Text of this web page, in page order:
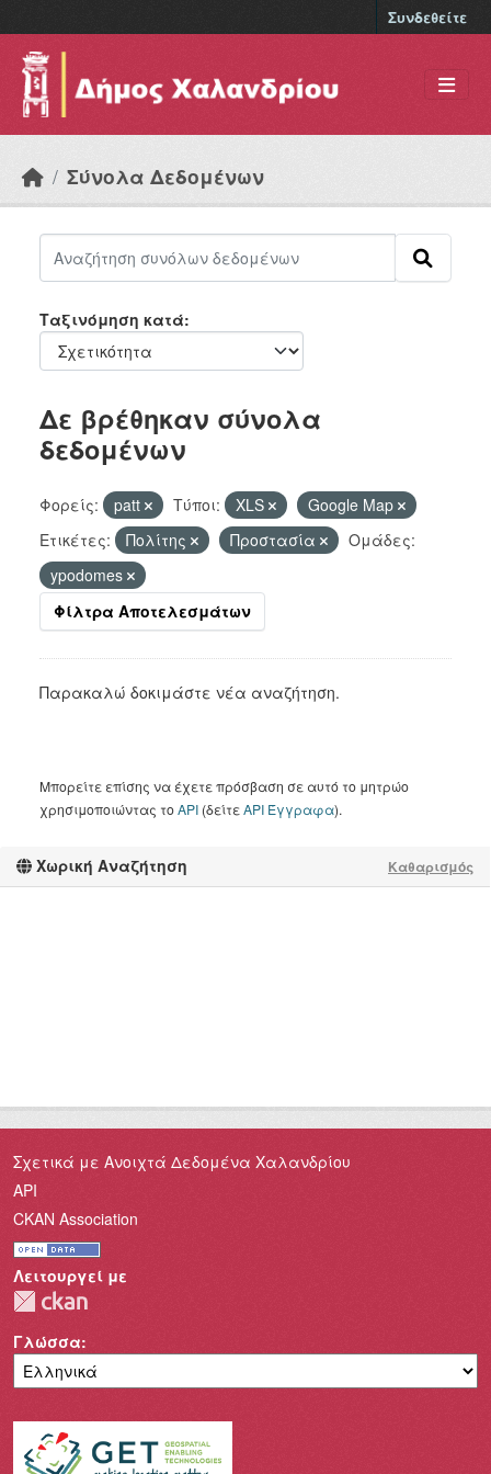
Συνδεθείτε
Σύνολα Δεδομένων
Χωρική Αναζήτηση Καθαρισμός
Ταξινόμηση κατά
Δε βρέθηκαν σύνολα
δεδομένων
Φορείς: patt Τύποι: XLS
Google Map
Ετικέτες:
Πολίτης Προστασία
Ομάδες:
ypodomes
Φίλτρα Αποτελεσμάτων
Παρακαλώ δοκιμάστε νέα αναζήτηση.
Μπορείτε επίσης να έχετε πρόσβαση σε αυτό το μητρώο
χρησιμοποιώντας τοAPI (δείτεAPI Έγγραφα).
Σχετικά με Ανοιχτά Δεδομένα Χαλανδρίου
API
CKAN Association
Λειτουργεί με
Γλώσσα